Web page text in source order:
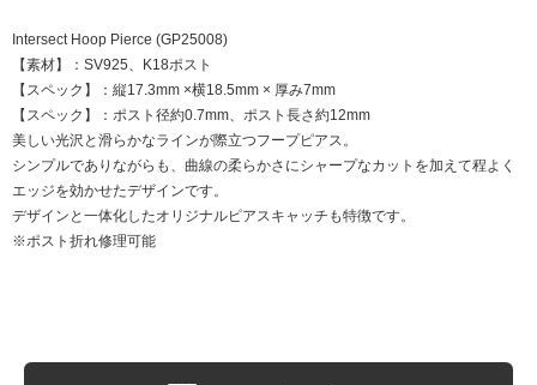
Intersect Hoop Pierce (GP25008)
【素材】：SV925、K18ポスト
【スペック】：縦17.3mm ×横18.5mm × 厚み7mm
【スペック】：ポスト径約0.7mm、ポスト長さ約12mm
美しい光沢と滑らかなラインが際立つフープピアス。
シンプルでありながらも、曲線の柔らかさにシャープなカットを加えて程よく
エッジを効かせたデザインです。
デザインと一体化したオリジナルピアスキャッチも特徴です。
※ポスト折れ修理可能